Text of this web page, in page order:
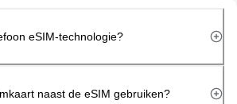
eSIM-technologie?
naast de eSIM gebruiken?